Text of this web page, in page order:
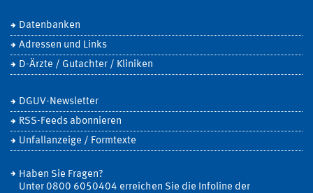
Datenbanken
Adressen und Links
D-Ärzte / Gutachter / Kliniken
DGUV-Newsletter
RSS-Feeds abonnieren
Unfallanzeige / Formtexte
Haben Sie Fragen?
Unter 0800 6050404 erreichen Sie die Infoline der